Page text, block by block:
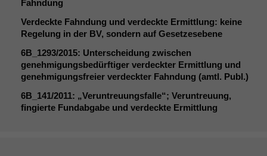
Fahndung
Verdeckte Fahndung und verdeckte Ermittlung: keine
Regelung in der BV, sondern auf Gesetzesebene
6B_1293/2015: Unterscheidung zwischen
genehmigungsbedürftiger verdeckter Ermittlung und
genehmigungsfreier verdeckter Fahndung (amtl. Publ.)
6B_141/2011: „Veruntreuungsfalle“; Veruntreuung,
fingierte Fundabgabe und verdeckte Ermittlung